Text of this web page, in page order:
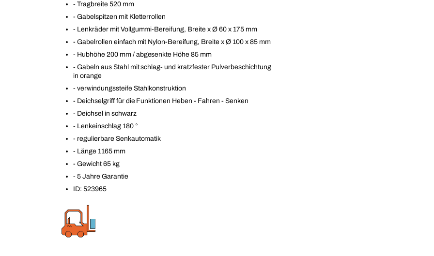
- Tragbreite 520 mm
- Gabelspitzen mit Kletterrollen
- Lenkräder mit Vollgummi-Bereifung, Breite x Ø 60 x 175 mm
- Gabelrollen einfach mit Nylon-Bereifung, Breite x Ø 100 x 85 mm
- Hubhöhe 200 mm / abgesenkte Höhe 85 mm
- Gabeln aus Stahl mit schlag- und kratzfester Pulverbeschichtung
in orange
- verwindungssteife Stahlkonstruktion
- Deichselgriff für die Funktionen Heben - Fahren - Senken
- Deichsel in schwarz
- Lenkeinschlag 180 °
- regulierbare Senkautomatik
- Länge 1165 mm
- Gewicht 65 kg
- 5 Jahre Garantie
ID: 523965